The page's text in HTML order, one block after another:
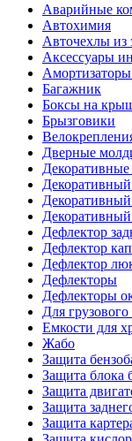
Аварийные
Автохимия
Авточехлы из
Аксессуары
Амортизаторы
Багажник
Боксы на
Брызговики
Дверные
Декоративный
Дефлектор
Дефлектор
Дефлектор
Дефлекторы
Дефлекторы
Для грузового
Емкости для
Жабо
Защита
Защита блока
Защита
Защита
Защита